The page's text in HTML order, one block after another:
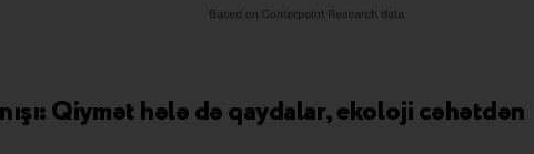
Qiymət hələ də qaydalar, ekoloji cəhətdən